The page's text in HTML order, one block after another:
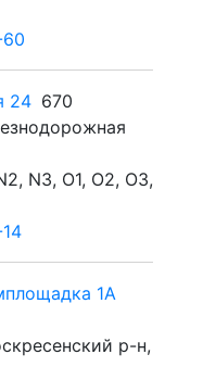
24 670
N3, O1, O2, O3,
1А
р-н,